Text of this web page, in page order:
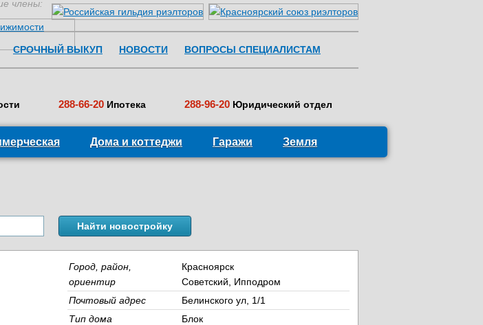
члены:
СРОЧНЫЙ ВЫКУП НОВОСТИ ВОПРОСЫ СПЕЦИАЛИСТАМ
288-66-20 Ипотека 288-96-20 Юридический отдел
Дома и коттеджи Гаражи Земля
Город, район,
ориентир
Красноярск
Советский, Ипподром
Почтовый адрес
Белинского ул, 1/1
Тип дома
Блок